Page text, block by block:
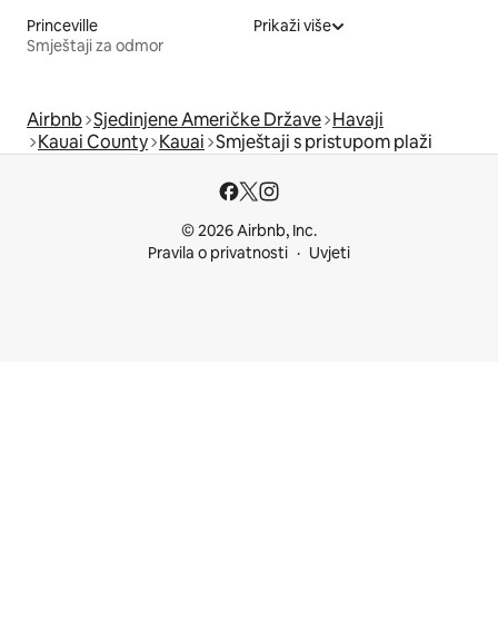
Princeville
Smještaji za odmor
Prikaži više
Airbnb Sjedinjene Američke Države Havaji
Kauai County Kauai Smještaji s pristupom plaži
© 2026 Airbnb, Inc.
Pravila o privatnosti
Uvjeti